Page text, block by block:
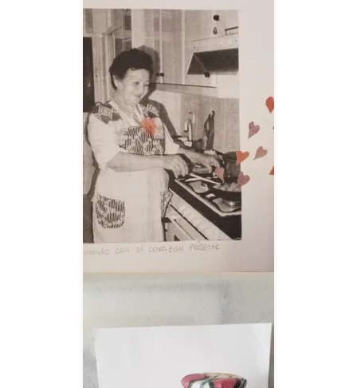
__AMPLIAR__